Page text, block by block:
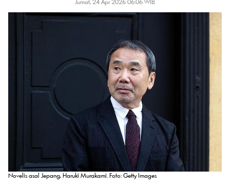
Jumat, 24 Apr 2026 06:06 WIB
Novelis asal Jepang, Haruki Murakami. Foto: Getty Images